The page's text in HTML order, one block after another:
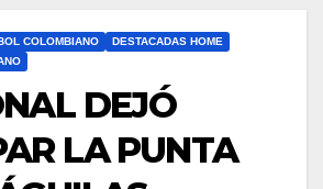
COLOMBIANO
DESTACADAS HOME
DEJÓ
LA PUNTA